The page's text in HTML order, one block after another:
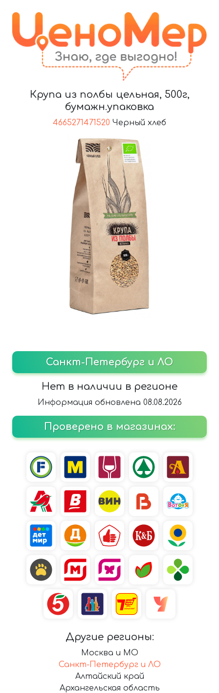
Крупа из полбы цельная, 500г,
бумажн.упаковка
4665271471520 Черный хлеб
Санкт-Петербург и ЛО
Нет в наличии в регионе
Информация обновлена 08.08.2026
Проверено в магазинах:
Другие регионы:
Москва и МО
Санкт-Петербург и ЛО
Алтайский край
Архангельская область